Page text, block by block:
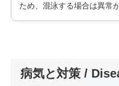
ため、混泳する場合は異常
病気と対策 /